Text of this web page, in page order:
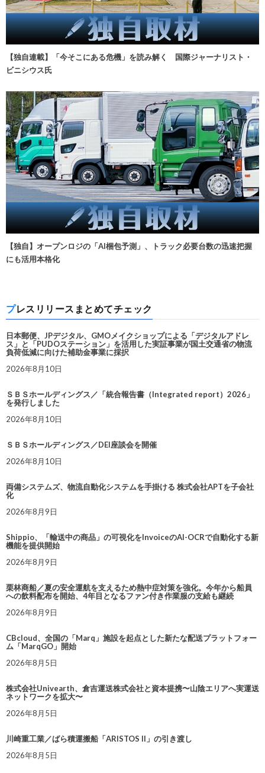
【独自連載】「今そこにある危機」を読み解く 国際ジャーナリスト・
ビニシウス氏
【独自】オープンロジの「AI梱包予測」、トラック必要台数の迅速把握
にも活用本格化
プレスリリースまとめてチェック
日本郵便、JPデジタル、GMOメイクショップによる「デジタルアドレ
ス」と「PUDOステーション」を活用した実証事業が国土交通省の物流
負荷低減に向けた補助金事業に採択
2026年8月10日
ＳＢＳホールディングス／「統合報告書（Integrated report）2026」
を発行しました
2026年8月10日
ＳＢＳホールディングス／DEI座談会を開催
2026年8月10日
両備システムズ、物流自動化システムを手掛ける 株式会社APTを子会社
化
2026年8月9日
Shippio、「輸送中の商品」の可視化をInvoiceのAI-OCRで自動化する新
機能を提供開始
2026年8月9日
栗林商船／夏の安全運航を支えるため熱中症対策を強化。今年から船員
への飲料配布を開始、4年目となるファン付き作業服の支給も継続
2026年8月9日
CBcloud、全国の「Marq」施設を起点とした新たな配送プラットフォー
ム「MarqGO」開始
2026年8月5日
株式会社Univearth、倉吉運送株式会社と資本提携〜山陰エリアへ実運送
ネットワークを拡大〜
2026年8月5日
川崎重工業／ばら積運搬船「ARISTOS II」の引き渡し
2026年8月5日